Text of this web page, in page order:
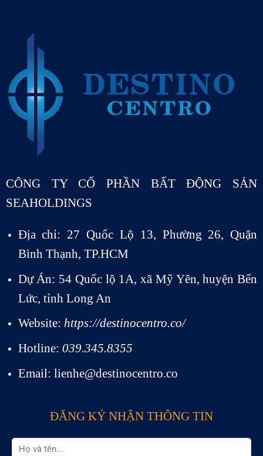
CÔNG TY CỔ PHẦN BẤT ĐỘNG SẢN
SEAHOLDINGS
Địa chỉ: 27 Quốc Lộ 13, Phường 26, Quận
Bình Thạnh, TP.HCM
Dự Án: 54 Quốc lộ 1A, xã Mỹ Yên, huyện Bến
Lức, tỉnh Long An
Website: https://destinocentro.co/
Hotline: 039.345.8355
Email: lienhe@destinocentro.co
ĐĂNG KÝ NHẬN THÔNG TIN